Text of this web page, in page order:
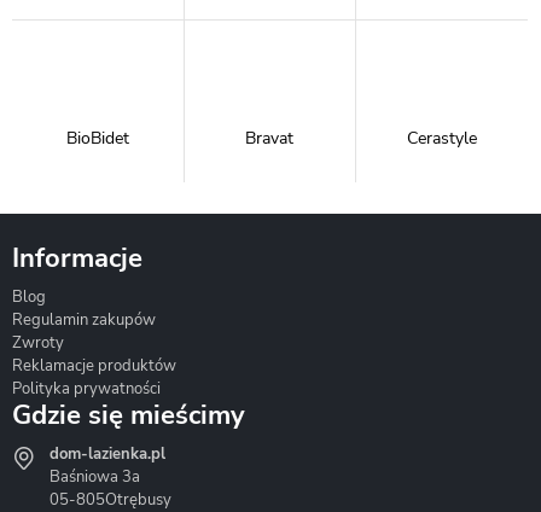
BioBidet Bravat Cerastyle
Hydrostop
Informacje
Blog
Regulamin zakupów
Zwroty
Reklamacje produktów
Polityka prywatności
Gdzie się mieścimy
dom-lazienka.pl
Baśniowa 3a
05-805Otrębusy